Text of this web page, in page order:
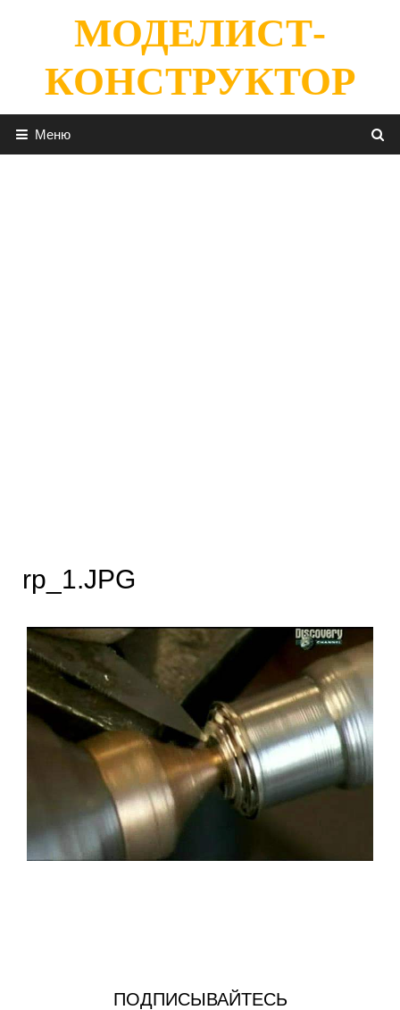
содержимомуМОДЕЛИСТ-
КОНСТРУКТОР
Меню
rp_1.JPG
ПОДПИСЫВАЙТЕСЬ